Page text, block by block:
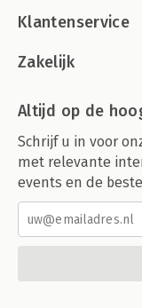
Klantenservice
Zakelijk
Altijd op de
Schrijf u in voor
met relevante
events en de